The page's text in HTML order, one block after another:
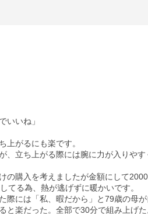
いいね」
上がるにも楽です。
、立ち上がる際には腕に力が入りや
の購入を考えましたが金額にして
る為、熱が逃げずに暖かいです。
際には「私、暇だから」と79歳の母
楽だった。全部で30分で組み上げ